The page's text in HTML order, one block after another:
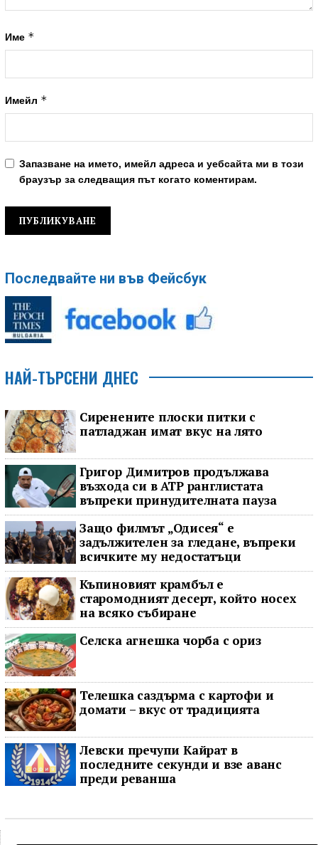
Име *
Имейл *
Запазване на името, имейл адреса и уебсайта ми в този
браузър за следващия път когато коментирам.
Последвайте ни във Фейсбук
НАЙ-ТЪРСЕНИ ДНЕС
Сиренените плоски питки с
патладжан имат вкус на лято
Григор Димитров продължава
възхода си в ATP ранглистата
въпреки принудителната пауза
Защо филмът „Одисея“ е
задължителен за гледане, въпреки
всичките му недостатъци
Къпиновият крамбъл е
старомодният десерт, който носех
на всяко събиране
Селска агнешка чорба с ориз
Телешка саздърма с картофи и
домати – вкус от традицията
Левски пречупи Кайрат в
последните секунди и взе аванс
преди реванша